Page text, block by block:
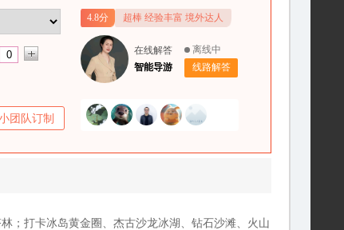
团队订制
4.8分 超棒 经验丰富 境外达人
在线解答
智能导游
离线中
线路解答
；打卡冰岛黄金圈、杰古沙龙冰湖、钻石沙滩、火山